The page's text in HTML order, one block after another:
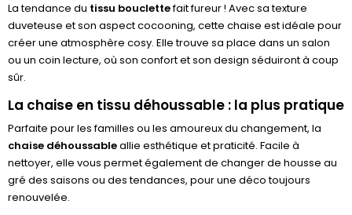
La tendance du tissu bouclettefait fureur ! Avec sa texture
duveteuse et son aspect cocooning, cette chaise est idéale pour
créer une atmosphère cosy. Elle trouve sa place dans un salon
ou un coin lecture, où son confort et son design séduiront à coup
sûr.
La chaise en tissu déhoussable : la plus pratique
Parfaite pour les familles ou les amoureux du changement, la
chaise déhoussableallie esthétique et praticité. Facile à
nettoyer, elle vous permet également de changer de housse au
gré des saisons ou des tendances, pour une déco toujours
renouvelée.